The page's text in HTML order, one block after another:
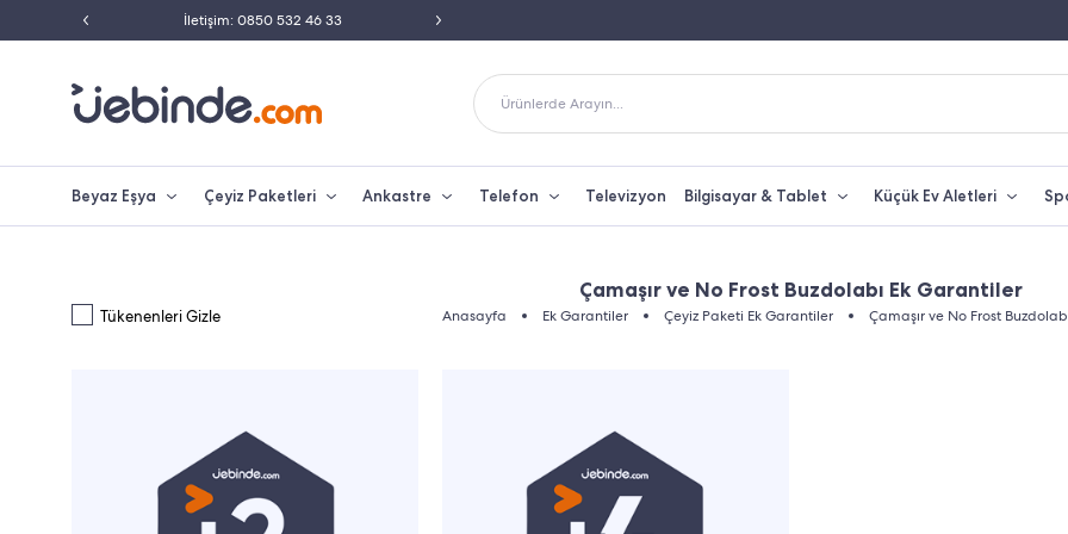
İletişim: 0850 532 46 33
Ürünlerde Arayın...
Beyaz Eşya Çeyiz Paketleri Ankastre Telefon Televizyon Bilgisayar & Tablet Küçük Ev Aletleri
Tükenenleri Gizle
Çamaşır ve No Frost Buzdolabı Ek Garantiler
Anasayfa Ek Garantiler Çeyiz Paketi Ek Garantiler Çamaşır ve No Frost